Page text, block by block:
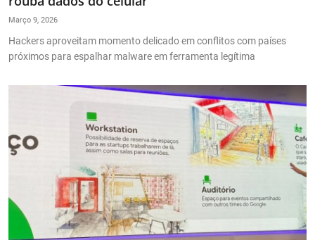
Saúde
Março 9, 2026
Hackers aproveitam momento delicado em conflitos com países
próximos para espalhar malware em ferramenta legítima